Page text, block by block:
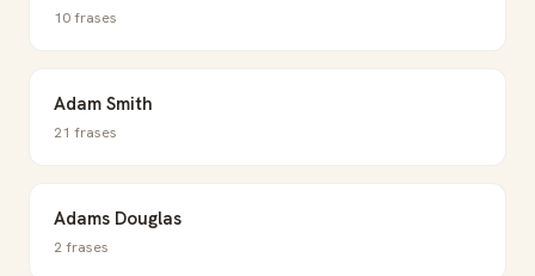
10 frases
Adam Smith
21 frases
Adams Douglas
2 frases